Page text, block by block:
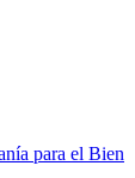
para el Bien